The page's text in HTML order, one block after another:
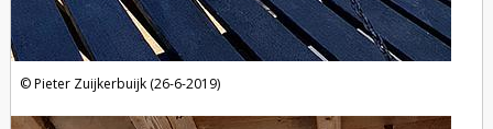
Pieter Zuijkerbuijk (26-6-2019)